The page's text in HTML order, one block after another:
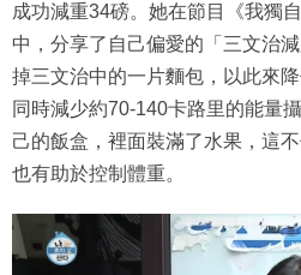
成功減重34磅。她在節目《我獨
中，分享了自己偏愛的「三文治
掉三文治中的一片麵包，以此來
同時減少約70-140卡路里的能量
己的飯盒，裡面裝滿了水果，這
也有助於控制體重。